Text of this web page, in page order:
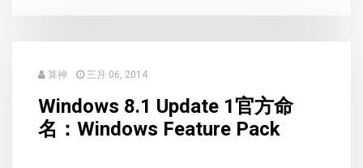
算神 三月 06, 2014
Windows 8.1 Update 1官方命
名：Windows Feature Pack